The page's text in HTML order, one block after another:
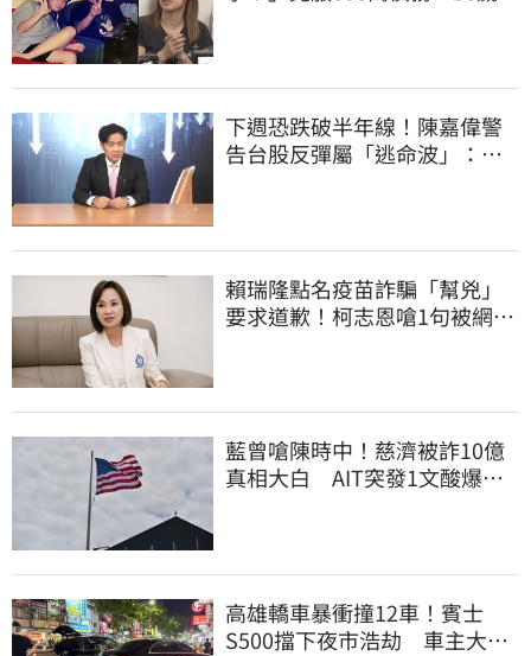
下週恐跌破半年線！陳嘉偉警
告台股反彈屬「逃命波」：空
賴瑞隆點名疫苗詐騙「幫兇」
要求道歉！柯志恩嗆1句被網罵
藍曾嗆陳時中！慈濟被詐10億
真相大白 AIT突發1文酸爆…
高雄轎車暴衝撞12車！賓士
S500擋下夜市浩劫 車主大